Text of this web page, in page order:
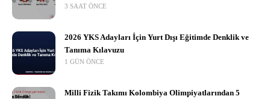
3 SAAT ÖNCE
2026 YKS Adayları İçin Yurt Dışı Eğitimde Denklik ve
Tanıma Kılavuzu
1 GÜN ÖNCE
Milli Fizik Takımı Kolombiya Olimpiyatlarından 5